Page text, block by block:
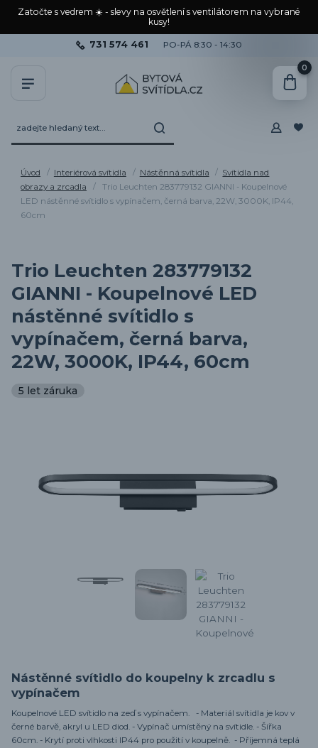
Zatočte s vedrem ☀️ - slevy na osvětlení s ventilátorem na vybrané
kusy!
731 574 461 PO-PÁ 8:30 - 14:30
0
Úvod Interiérová svítidla Nástěnná svítidla
Svítidla nad
obrazy a zrcadla
Trio Leuchten 283779132 GIANNI - Koupelnové
LED nástěnné svítidlo s vypínačem, černá barva, 22W, 3000K, IP44,
60cm
Trio Leuchten 283779132
GIANNI - Koupelnové LED
nástěnné svítidlo s
vypínačem, černá barva,
22W, 3000K, IP44, 60cm
5 let záruka
Nástěnné svítidlo do koupelny k zrcadlu s
vypínačem
Koupelnové LED svítidlo na zeď s vypínačem. - Materiál svítidla je kov v
černé barvě, akryl u LED diod. - Vypínač umístěný na svítidle. - Šířka
60cm. - Krytí proti vlhkosti IP44 pro použití v koupelně. - Příjemná teplá